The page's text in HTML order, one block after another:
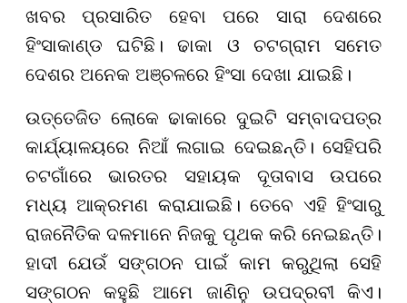
ଖବର ପ୍ରସାରିତ ହେବା ପରେ ସାରା ଦେଶରେ
ହିଂସାକାଣ୍ଡ ଘଟିଛି। ଢାକା ଓ ଚଟଗ୍ରାମ ସମେତ
ଦେଶର ଅନେକ ଅଞ୍ଚଳରେ ହିଂସା ଦେଖା ଯାଇଛି।
ଉତ୍ତେଜିତ ଲୋକେ ଢାକାରେ ଦୁଇଟି ସମ୍ବାଦପତ୍ର
କାର୍ଯ୍ୟାଳୟରେ ନିଆଁ ଲଗାଇ ଦେଇଛନ୍ତି। ସେହିପରି
ଚଟଗାଁରେ ଭାରତର ସହାୟକ ଦୂତାବାସ ଉପରେ
ମଧ୍ୟ ଆକ୍ରମଣ କରାଯାଇଛି। ତେବେ ଏହି ହିଂସାରୁ
ରାଜନୈତିକ ଦଳମାନେ ନିଜକୁ ପୃଥକ କରି ନେଇଛନ୍ତି।
ହାଦୀ ଯେଉଁ ସଙ୍ଗଠନ ପାଇଁ କାମ କରୁଥିଲା ସେହି
ସଙ୍ଗଠନ କହୁଛି ଆମେ ଜାଣିନୁ ଉପଦ୍ରବୀ କିଏ।